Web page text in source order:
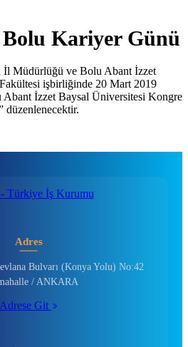
Kariyer Günü
İl Müdürlüğü ve Bolu Abant İzzet
işbirliğinde 20 Mart 2019
Abant İzzet Baysal Üniversitesi Kongre
düzenlenecektir.
Adres
Bulvarı (Konya Yolu) No:42
/ ANKARA
Adrese Git